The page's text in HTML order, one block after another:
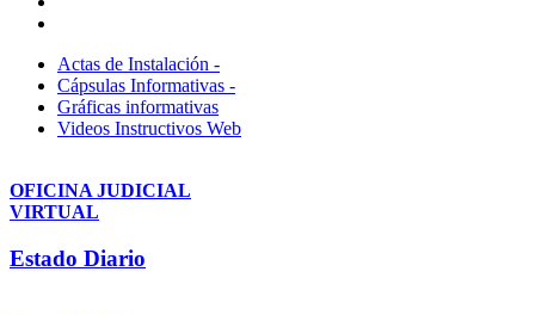
Actas de Instalación -
Cápsulas Informativas -
Gráficas informativas
Videos Instructivos Web
OFICINA JUDICIAL
VIRTUAL
Estado Diario